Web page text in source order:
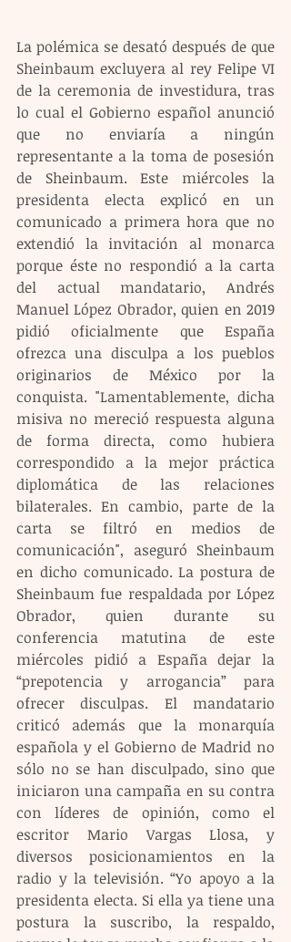
La polémica se desató después de que
Sheinbaum excluyera al rey Felipe VI
de la ceremonia de investidura, tras
lo cual el Gobierno español anunció
que no enviaría a ningún
representante a la toma de posesión
de Sheinbaum. Este miércoles la
presidenta electa explicó en un
comunicado a primera hora que no
extendió la invitación al monarca
porque éste no respondió a la carta
del actual mandatario, Andrés
Manuel López Obrador, quien en 2019
pidió oficialmente que España
ofrezca una disculpa a los pueblos
originarios de México por la
conquista. "Lamentablemente, dicha
misiva no mereció respuesta alguna
de forma directa, como hubiera
correspondido a la mejor práctica
diplomática de las relaciones
bilaterales. En cambio, parte de la
carta se filtró en medios de
comunicación", aseguró Sheinbaum
en dicho comunicado. La postura de
Sheinbaum fue respaldada por López
Obrador, quien durante su
conferencia matutina de este
miércoles pidió a España dejar la
“prepotencia y arrogancia” para
ofrecer disculpas. El mandatario
criticó además que la monarquía
española y el Gobierno de Madrid no
sólo no se han disculpado, sino que
iniciaron una campaña en su contra
con líderes de opinión, como el
escritor Mario Vargas Llosa, y
diversos posicionamientos en la
radio y la televisión. “Yo apoyo a la
presidenta electa. Si ella ya tiene una
postura la suscribo, la respaldo,